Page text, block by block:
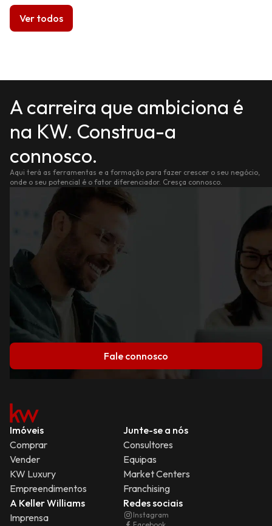
Ver todos
A carreira que ambiciona é
na KW. Construa-a
connosco.
Aqui terá as ferramentas e a formação para fazer crescer o seu negócio,
onde o seu potencial é o fator diferenciador. Cresça connosco.
Fale connosco
Imóveis
Comprar
Vender
KW Luxury
Empreendimentos
Junte-se a nós
Consultores
Equipas
Market Centers
Franchising
A Keller Williams
Imprensa
Redes sociais
Instagram